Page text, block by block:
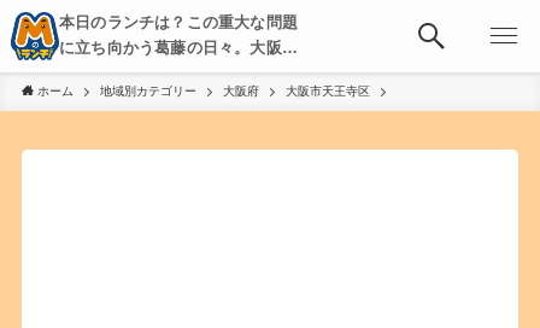
本日のランチは？この重大な問題
に立ち向かう葛藤の日々。大阪・
京都・神戸を中心とした食べ歩
き、飲み歩きを綴る。
ホーム 地域別カテゴリー 大阪府 大阪市天王寺区